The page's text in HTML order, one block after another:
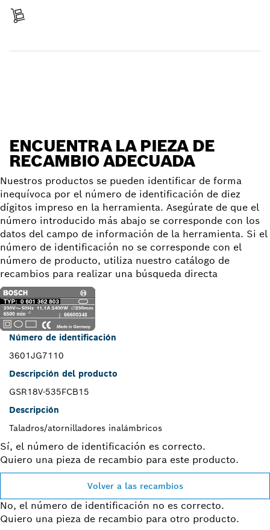
ENCUENTRA LA PIEZA DE
RECAMBIO ADECUADA
Nuestros productos se pueden identificar de forma
inequívoca por el número de identificación de diez
dígitos impreso en la herramienta. Asegúrate de que el
número introducido más abajo se corresponde con los
datos del campo de información de la herramienta. Si el
número de identificación no se corresponde con el
número de producto, utiliza nuestro catálogo de
recambios para realizar una búsqueda directa
Número de identificación
3601JG7110
Descripción del producto
GSR18V-535FCB15
Descripción
Taladros/atornilladores inalámbricos
Sí, el número de identificación es correcto.
Quiero una pieza de recambio para este producto.
Volver a las recambios
No, el número de identificación no es correcto.
Quiero una pieza de recambio para otro producto.